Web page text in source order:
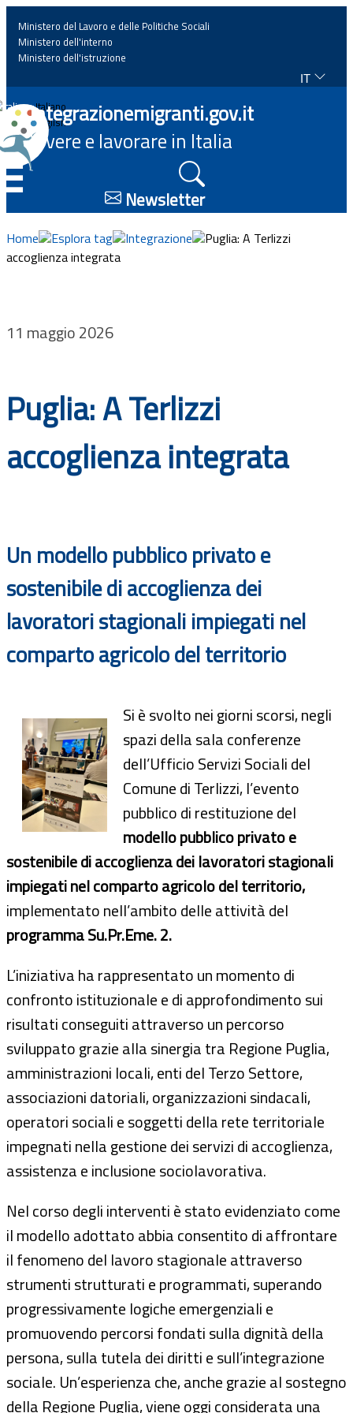
Home
News
Approfondimenti
Eventi
Progetti
Bandi
Guide
Ministero del Lavoro e delle Politiche Sociali
Ministero dell'interno
Ministero dell'istruzione
IT
Italiano
English
Integrazionemigranti.gov.it
Vivere e lavorare in Italia
Newsletter
Home Esplora tag Integrazione
Puglia: A Terlizzi
accoglienza integrata
11 maggio 2026
Puglia: A Terlizzi
accoglienza integrata
Un modello pubblico privato e
sostenibile di accoglienza dei
lavoratori stagionali impiegati nel
comparto agricolo del territorio
Si è svolto nei giorni scorsi, negli
spazi della sala conferenze
dell’Ufficio Servizi Sociali del
Comune di Terlizzi, l’evento
pubblico di restituzione del
modello pubblico privato e
sostenibile di accoglienza dei lavoratori stagionali
impiegati nel comparto agricolo del territorio,
implementato nell’ambito delle attività del
programma Su.Pr.Eme. 2.
L’iniziativa ha rappresentato un momento di
confronto istituzionale e di approfondimento sui
risultati conseguiti attraverso un percorso
sviluppato grazie alla sinergia tra Regione Puglia,
amministrazioni locali, enti del Terzo Settore,
associazioni datoriali, organizzazioni sindacali,
operatori sociali e soggetti della rete territoriale
impegnati nella gestione dei servizi di accoglienza,
assistenza e inclusione sociolavorativa.
Nel corso degli interventi è stato evidenziato come
il modello adottato abbia consentito di affrontare
il fenomeno del lavoro stagionale attraverso
strumenti strutturati e programmati, superando
progressivamente logiche emergenziali e
promuovendo percorsi fondati sulla dignità della
persona, sulla tutela dei diritti e sull’integrazione
sociale. Un’esperienza che, anche grazie al sostegno
della Regione Puglia, viene oggi considerata una